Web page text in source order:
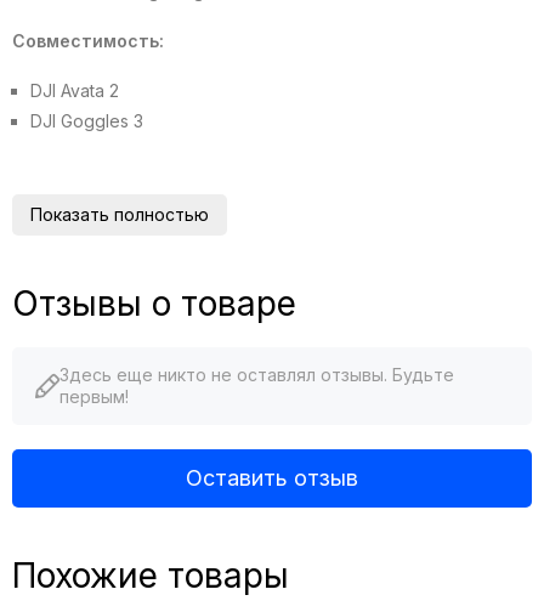
Совместимость:
DJI Avata 2
DJI Goggles 3
Показать полностью
Отзывы о товаре
Здесь еще никто не оставлял отзывы. Будьте
первым!
Оставить отзыв
Похожие товары